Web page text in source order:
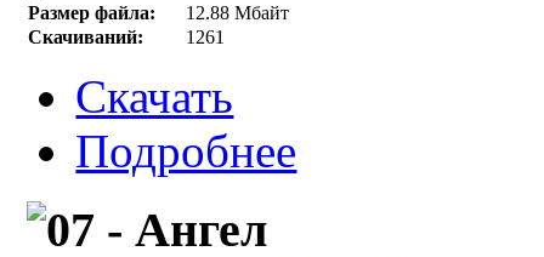
Размер файла:
12.88 Мбайт
Скачиваний:
1261
Скачать
Подробнее